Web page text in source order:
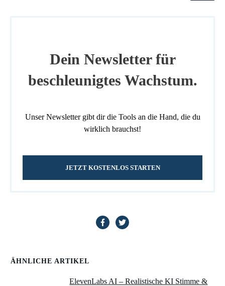
Dein Newsletter für
beschleunigtes Wachstum.
Unser Newsletter gibt dir die Tools an die Hand, die du
wirklich brauchst!
JETZT KOSTENLOS STARTEN
ÄHNLICHE ARTIKEL
ElevenLabs AI – Realistische KI Stimme &